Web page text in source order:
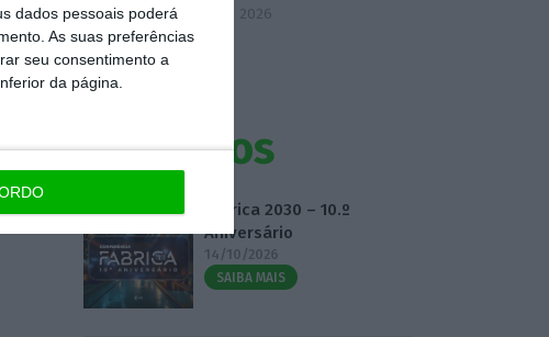
dados pessoais poderá
As suas preferências
seu consentimento a
da página.
5 Agosto 2026
Eventos
Fábrica 2030 – 10.º
Aniversário
14/10/2026
SAIBA MAIS